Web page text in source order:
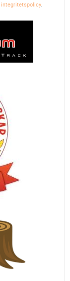
integritetspolicy.